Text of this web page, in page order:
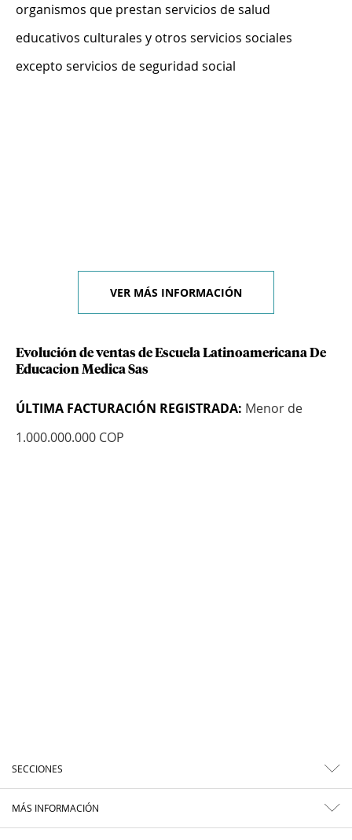
organismos que prestan servicios de salud
educativos culturales y otros servicios sociales
excepto servicios de seguridad social
VER MÁS INFORMACIÓN
Evolución de ventas de Escuela Latinoamericana De
Educacion Medica Sas
ÚLTIMA FACTURACIÓN REGISTRADA: Menor de
1.000.000.000 COP
SECCIONES
MÁS INFORMACIÓN